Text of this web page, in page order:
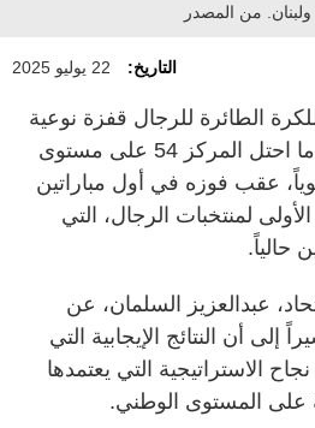
من المصدر
التاريخ: 22 يوليو 2025
الطائرة للرجال قفزة نوعية
في تصنيفه الدولي، بعدما احتل المركز 54 على مستوى
والمركز 11 آسيوياً، عقب فوزه في أول مباراتين
لمنتخبات الرجال، التي
حالياً.
عبدالعزيز السلمان، عن
إلى أن النتائج الإيجابية التي
الاستراتيجية التي يعتمدها
على المستوى الوطني.